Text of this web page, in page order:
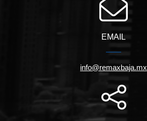
EMAIL
info@remaxbaja.mx